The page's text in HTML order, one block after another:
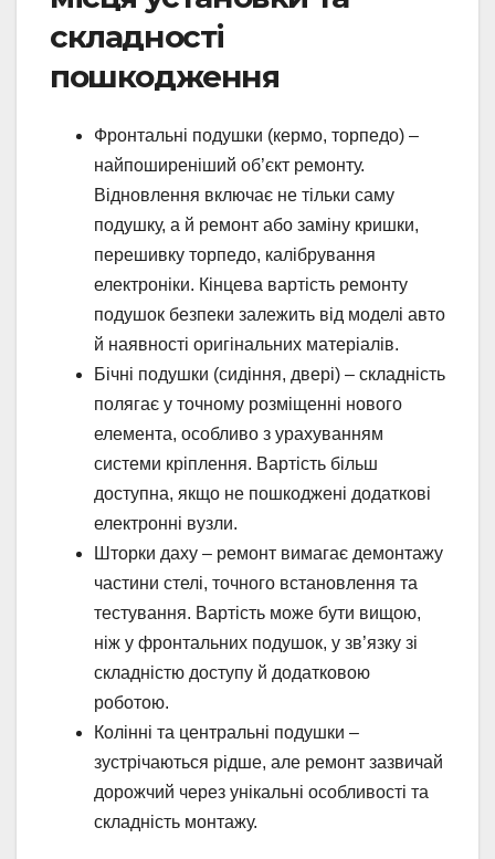
складності
пошкодження
Фронтальні подушки (кермо, торпедо) –
найпоширеніший об’єкт ремонту.
Відновлення включає не тільки саму
подушку, а й ремонт або заміну кришки,
перешивку торпедо, калібрування
електроніки. Кінцева вартість ремонту
подушок безпеки залежить від моделі авто
й наявності оригінальних матеріалів.
Бічні подушки (сидіння, двері) – складність
полягає у точному розміщенні нового
елемента, особливо з урахуванням
системи кріплення. Вартість більш
доступна, якщо не пошкоджені додаткові
електронні вузли.
Шторки даху – ремонт вимагає демонтажу
частини стелі, точного встановлення та
тестування. Вартість може бути вищою,
ніж у фронтальних подушок, у зв’язку зі
складністю доступу й додатковою
роботою.
Колінні та центральні подушки –
зустрічаються рідше, але ремонт зазвичай
дорожчий через унікальні особливості та
складність монтажу.